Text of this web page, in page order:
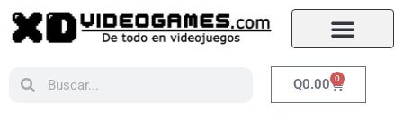
Q0.00 0